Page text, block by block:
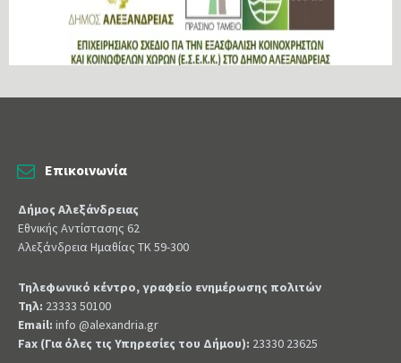
Επικοινωνία
Δήμος Αλεξάνδρειας
Εθνικής Αντίστασης 62
Αλεξάνδρεια Ημαθίας ΤΚ 59-300
Τηλεφωνικό κέντρο, γραφείο ενημέρωσης πολιτών
Τηλ: 23333 50100
Email: info @alexandria.gr
Fax (Για όλες τις Υπηρεσίες του Δήμου): 23330 23625